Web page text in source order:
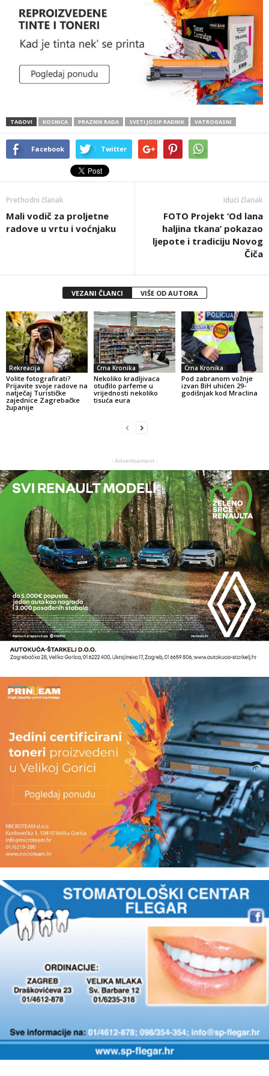
TAGOVI KOSNICA PRAZNIK RADA SVETI JOSIP RADNIK VATROGASNI
Facebook Twitter
Prethodni članak
Mali vodič za proljetne
radove u vrtu i voćnjaku
Idući članak
FOTO Projekt ‘Od lana
haljina tkana’ pokazao
ljepote i tradiciju Novog
Čiča
VEZANI ČLANCI VIŠE OD AUTORA
Rekreacija
Volite fotografirati?
Prijavite svoje radove na
natječaj Turističke
zajednice Zagrebačke
županije
Crna Kronika
Nekoliko kradljivaca
otuđilo parfeme u
vrijednosti nekoliko
tisuća eura
Crna Kronika
Pod zabranom vožnje
izvan BiH uhićen 29-
godišnjak kod Mraclina
- Advertisement -